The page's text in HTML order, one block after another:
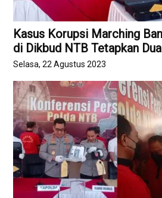
Kasus Korupsi Marching
di Dikbud NTB Tetapkan
Selasa, 22 Agustus 2023